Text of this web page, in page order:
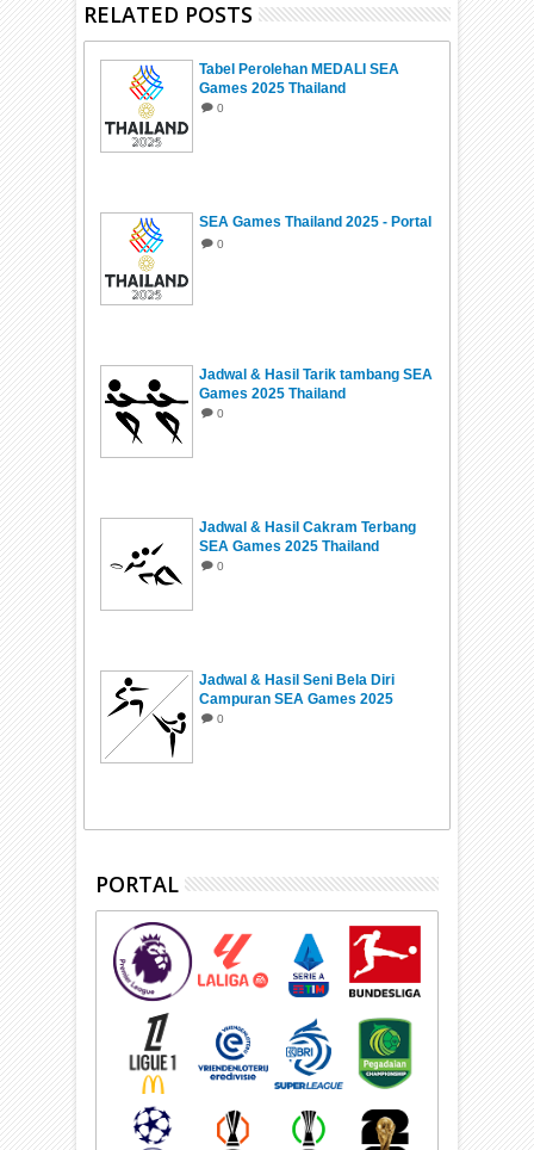
RELATED POSTS
Tabel Perolehan MEDALI SEA
Games 2025 Thailand
0
SEA Games Thailand 2025 - Portal
0
Jadwal & Hasil Tarik tambang SEA
Games 2025 Thailand
0
Jadwal & Hasil Cakram Terbang
SEA Games 2025 Thailand
0
Jadwal & Hasil Seni Bela Diri
Campuran SEA Games 2025
Thailand
0
PORTAL